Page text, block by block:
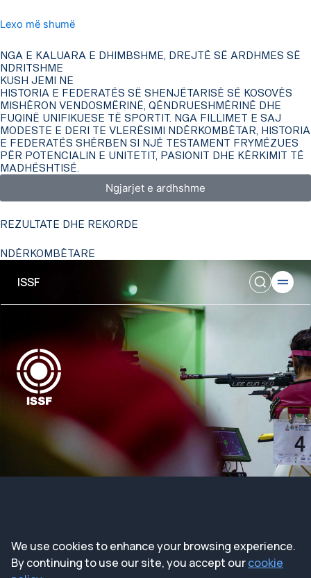
Lexo më shumë
NGA E KALUARA E DHIMBSHME, DREJTË SË ARDHMES SË
NDRITSHME
KUSH JEMI NE
HISTORIA E FEDERATËS SË SHENJËTARISË SË KOSOVËS
MISHËRON VENDOSMËRINË, QËNDRUESHMËRINË DHE
FUQINË UNIFIKUESE TË SPORTIT. NGA FILLIMET E SAJ
MODESTE E DERI TE VLERËSIMI NDËRKOMBËTAR, HISTORIA
E FEDERATËS SHËRBEN SI NJË TESTAMENT FRYMËZUES
PËR POTENCIALIN E UNITETIT, PASIONIT DHE KËRKIMIT TË
MADHËSHTISË.
Ngjarjet e ardhshme
REZULTATE DHE REKORDE
NDËRKOMBËTARE